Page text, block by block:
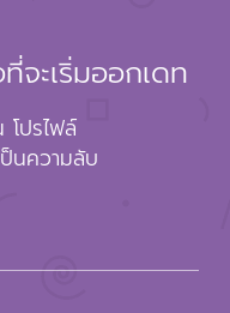
จะเริ่มออกเดท
ปรไฟล์
นความลับ